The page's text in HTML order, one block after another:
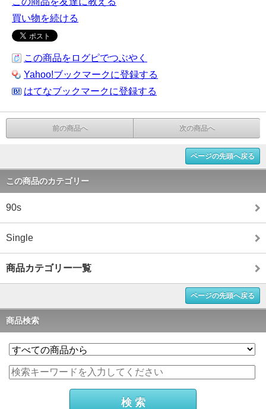
買い物を続ける
この商品をログピでつぶやく
Yahoo!ブックマークに登録する
はてなブックマークに登録する
前の商品へ 次の商品へ
ページの先頭へ戻る
この商品のカテゴリー
90s
Single
商品カテゴリー一覧
ページの先頭へ戻る
商品検索